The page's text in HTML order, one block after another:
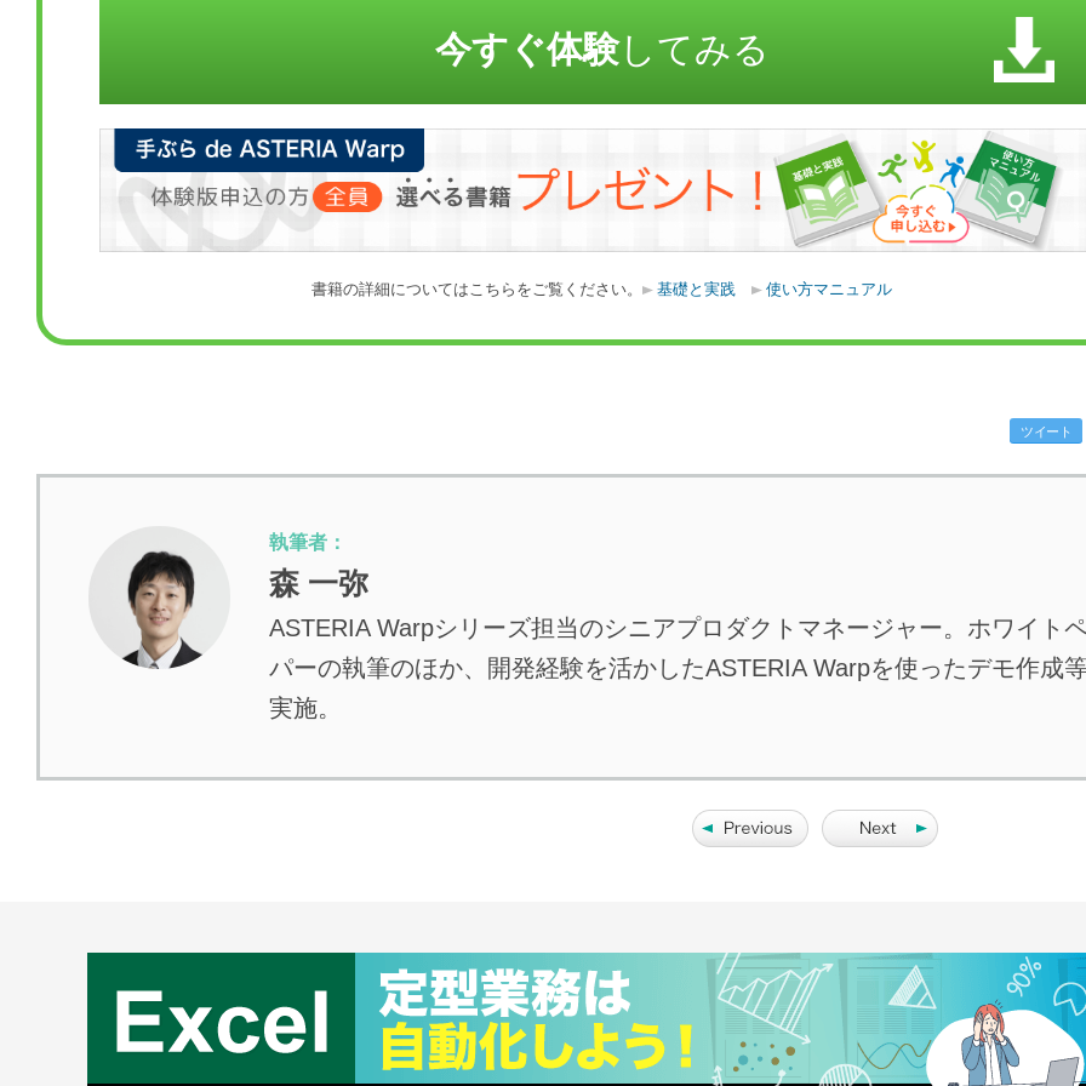
今すぐ体験してみる
書籍の詳細についてはこちらをご覧ください。 基礎と実践 使い方マニュアル
ツイート
執筆者：
森 一弥
ASTERIA Warpシリーズ担当のシニアプロダクトマネージャー。ホワイト
パーの執筆のほか、開発経験を活かしたASTERIA Warpを使ったデモ作成
実施。